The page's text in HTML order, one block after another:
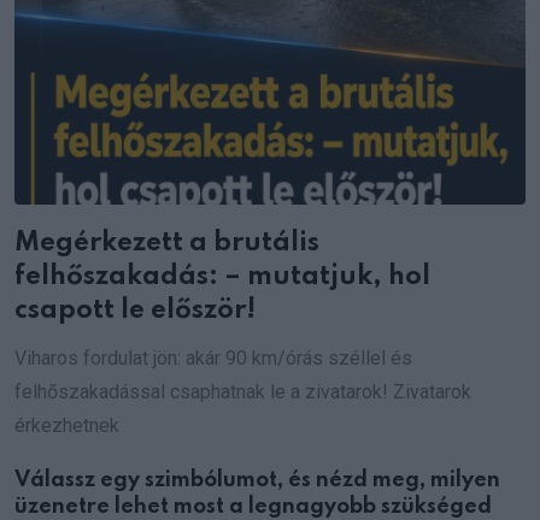
Megérkezett a brutális
felhőszakadás: – mutatjuk, hol
csapott le először!
Viharos fordulat jön: akár 90 km/órás széllel és
felhőszakadással csaphatnak le a zivatarok! Zivatarok
érkezhetnek
Válassz egy szimbólumot, és nézd meg, milyen
üzenetre lehet most a legnagyobb szükséged